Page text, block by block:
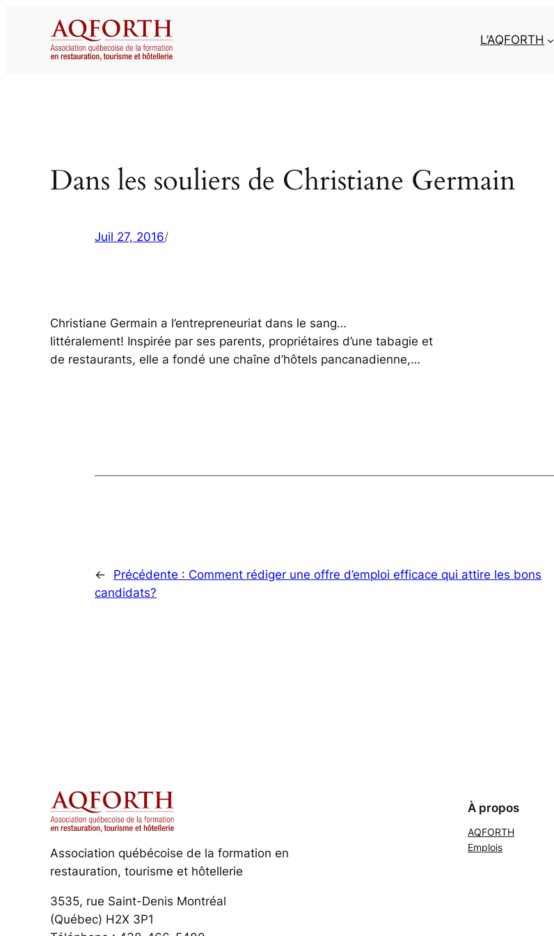
L’AQFORTH
Dans les souliers de Christiane Germain
Juil 27, 2016/
Christiane Germain a l’entrepreneuriat dans le sang…
littéralement! Inspirée par ses parents, propriétaires d’une tabagie et
de restaurants, elle a fondé une chaîne d’hôtels pancanadienne,…
← Précédente : Comment rédiger une offre d’emploi efficace qui attire les bons
candidats?
Association québécoise de la formation en
restauration, tourisme et hôtellerie
3535, rue Saint-Denis Montréal
(Québec) H2X 3P1
À propos
AQFORTH
Emplois